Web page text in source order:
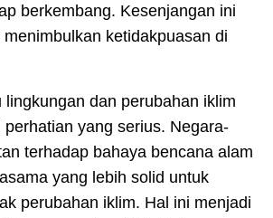
berkembang. Kesenjangan ini
ketidakpuasan di
lingkungan dan perubahan iklim
yang serius. Negara-
terhadap bahaya bencana alam
yang lebih solid untuk
perubahan iklim. Hal ini menjadi